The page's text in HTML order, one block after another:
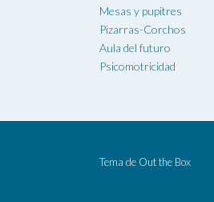
Mesas y pupitres
Pizarras-Corchos
Aula del futuro
Psicomotricidad
Tema de Out the Box